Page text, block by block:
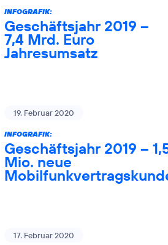
INFOGRAFIK:
Geschäftsjahr 2019 –
7,4 Mrd. Euro
Jahresumsatz
19. Februar 2020
INFOGRAFIK:
Geschäftsjahr 2019 –
Mio. neue
17. Februar 2020